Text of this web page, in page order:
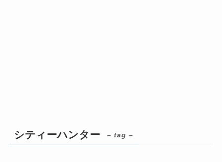
シティーハンター – tag –